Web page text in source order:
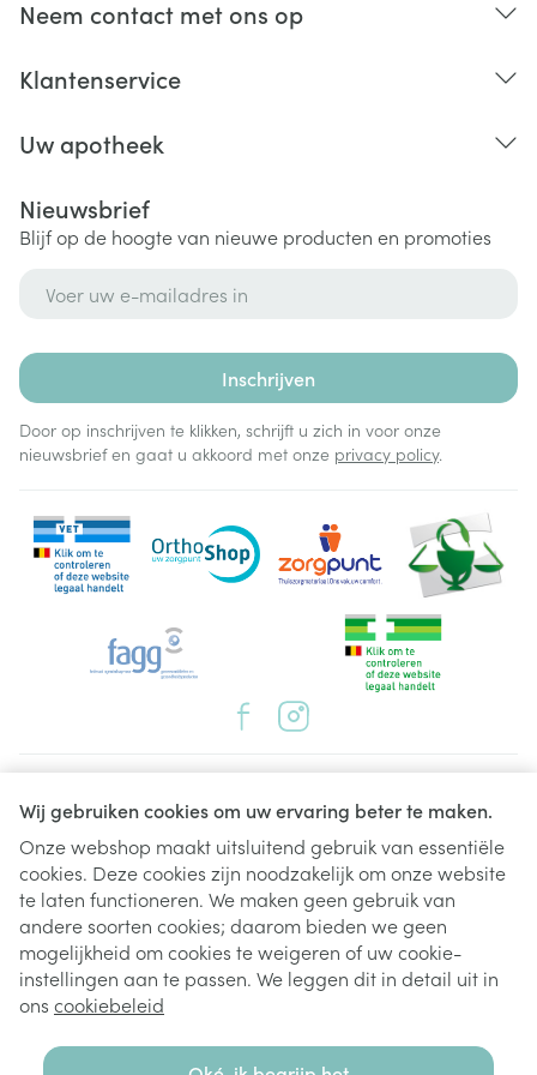
Wij gebruiken cookies om uw ervaring beter te maken.
Onze webshop maakt uitsluitend gebruik van essentiële
cookies. Deze cookies zijn noodzakelijk om onze website
te laten functioneren. We maken geen gebruik van
andere soorten cookies; daarom bieden we geen
mogelijkheid om cookies te weigeren of uw cookie-
instellingen aan te passen. We leggen dit in detail uit in
ons cookiebeleid
Neem contact met ons op
Klantenservice
Uw apotheek
Nieuwsbrief
Blijf op de hoogte van nieuwe producten en promoties
Inschrijven
Door op inschrijven te klikken, schrijft u zich in voor onze
nieuwsbrief en gaat u akkoord met onze privacy policy.
Juridische links